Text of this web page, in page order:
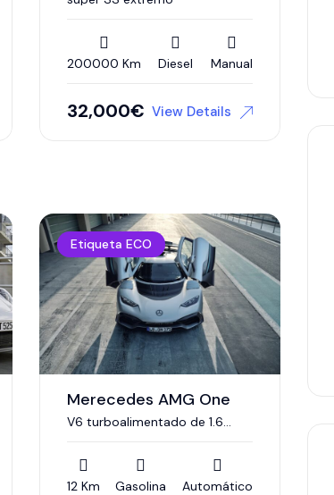
200000 Km Diesel Manual
32,000€ View Details
Etiqueta ECO
Merecedes AMG One
V6 turboalimentado de 1.6
motores eléctricos.
12 Km
Gasolina Automático